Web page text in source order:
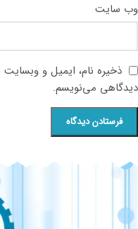
وب‌ سایت
ذخیره نام، ایمیل و وبسایت
دیدگاهی می‌نویسم.